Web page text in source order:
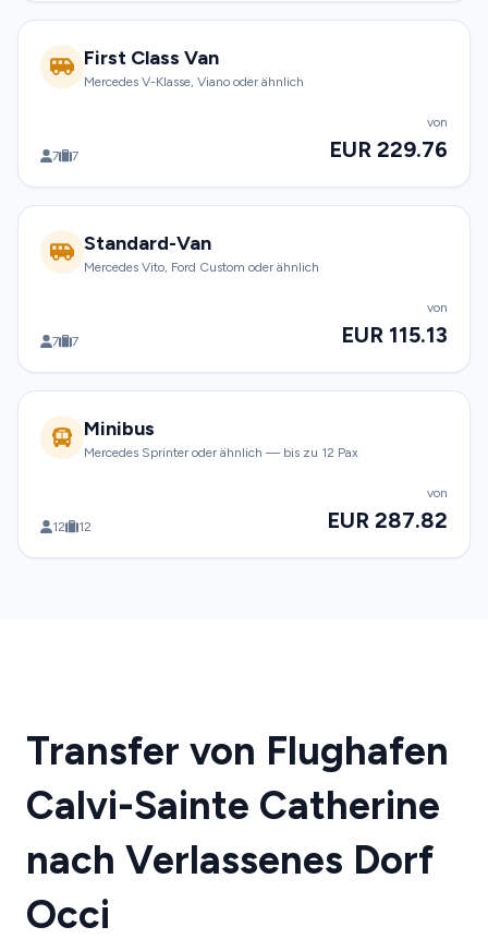
First Class Van
Mercedes V-Klasse, Viano oder ähnlich
7 7
von
EUR 229.76
Standard-Van
Mercedes Vito, Ford Custom oder ähnlich
7 7
von
EUR 115.13
Minibus
Mercedes Sprinter oder ähnlich — bis zu 12 Pax
12 12
von
EUR 287.82
Transfer von Flughafen
Calvi-Sainte Catherine
nach Verlassenes Dorf
Occi